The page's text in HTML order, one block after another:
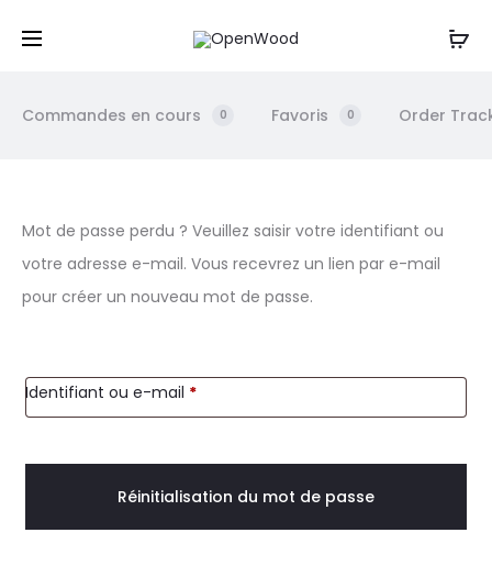
par sms ou par téléphone au : 06 61 20 12 88
Commandes en cours 0 Favoris 0 Order
M
o
d
e
Mot de passe perdu ? Veuillez saisir votre identifiant ou
votre adresse e-mail. Vous recevrez un lien par e-mail
pour créer un nouveau mot de passe.
Identifiant ou e-mail *Obligatoire
Réinitialisation du mot de passe